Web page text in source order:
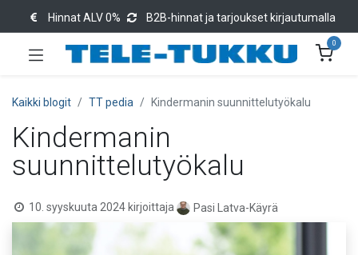
Hinnat ALV 0% B2B-hinnat ja tarjoukset kirjautumalla
0
Kaikki blogit TT pedia Kindermanin suunnittelutyökalu
Kindermanin
suunnittelutyökalu
10. syyskuuta 2024 kirjoittaja Pasi Latva-Käyrä